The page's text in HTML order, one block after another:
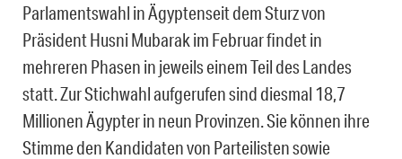
Parlamentswahl in Ägyptenseit dem Sturz von
Präsident Husni Mubarak im Februar findet in
mehreren Phasen in jeweils einem Teil des Landes
statt. Zur Stichwahl aufgerufen sind diesmal 18,7
Millionen Ägypter in neun Provinzen. Sie können ihre
Stimme den Kandidaten von Parteilisten sowie